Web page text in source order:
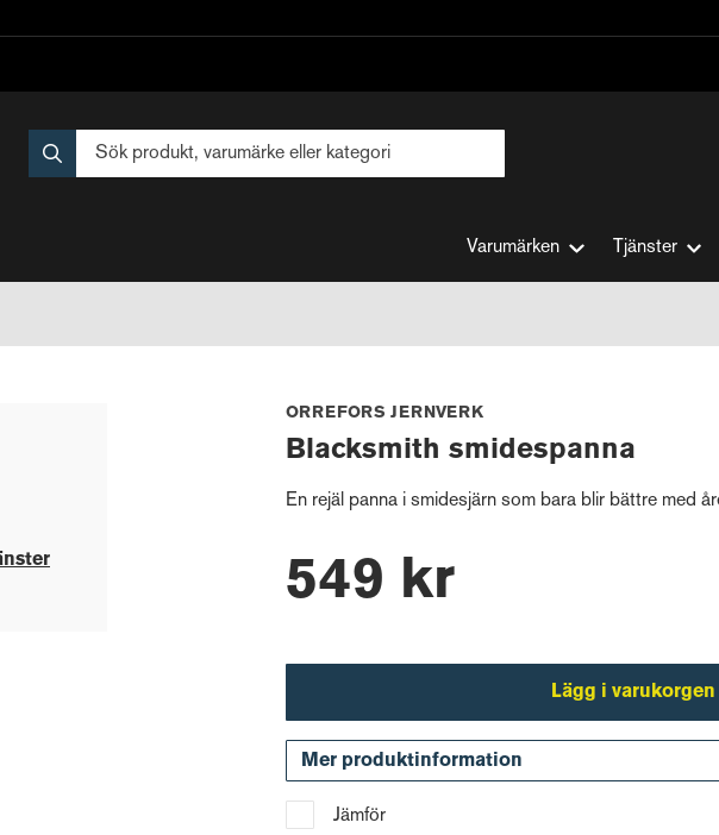
Varumärken Tjänster
ORREFORS JERNVERK
Blacksmith smidespanna
En rejäl panna i smidesjärn som bara blir bättre med
549 kr
Lägg i varukorgen
Mer produktinformation
Jämför